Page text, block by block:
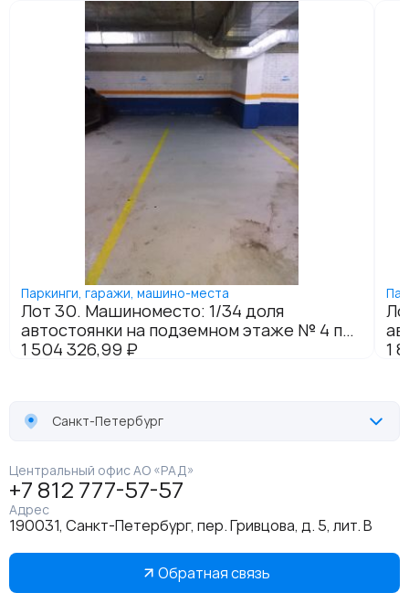
Санкт-Петербург
Центральный офис АО «РАД»
+7 812 777-57-57
Адрес
190031, Санкт-Петербург, пер. Гривцова, д. 5, лит. В
Обратная связь